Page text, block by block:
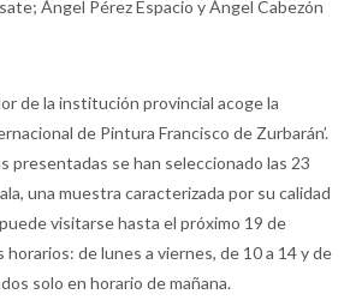
Ángel Pérez Espacio y Ángel Cabezón
de la institución provincial acoge la
de Pintura Francisco de Zurbarán’.
presentadas se han seleccionado las 23
una muestra caracterizada por su calidad
visitarse hasta el próximo 19 de
de lunes a viernes, de 10 a 14 y de
solo en horario de mañana.